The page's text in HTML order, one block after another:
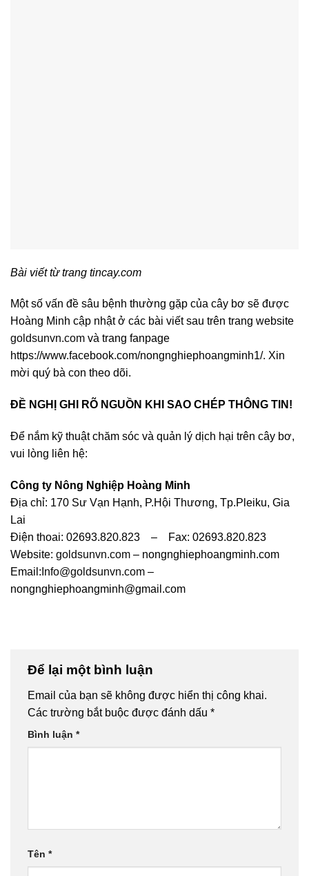
Bài viết từ trang tincay.com
Một số vấn đề sâu bệnh thường gặp của cây bơ sẽ được
Hoàng Minh cập nhật ở các bài viết sau trên trang website
goldsunvn.com và trang fanpage
https://www.facebook.com/nongnghiephoangminh1/. Xin
mời quý bà con theo dõi.
ĐỀ NGHỊ GHI RÕ NGUỒN KHI SAO CHÉP THÔNG TIN!
Để nắm kỹ thuật chăm sóc và quản lý dịch hại trên cây bơ,
vui lòng liên hệ:
Công ty Nông Nghiệp Hoàng Minh
Địa chỉ: 170 Sư Vạn Hạnh, P.Hội Thương, Tp.Pleiku, Gia
Lai
Điện thoai: 02693.820.823 – Fax: 02693.820.823
Website: goldsunvn.com – nongnghiephoangminh.com
Email: Info@goldsunvn.com –
nongnghiephoangminh@gmail.com
Để lại một bình luận
Email của bạn sẽ không được hiển thị công khai.
Các trường bắt buộc được đánh dấu *
Bình luận *
Tên *